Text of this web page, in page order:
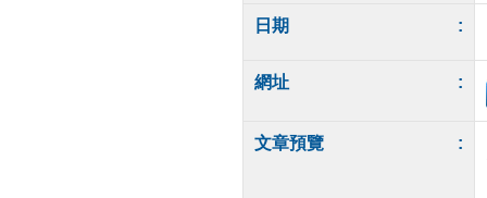
日期 :
網址 :
文章預覽 :